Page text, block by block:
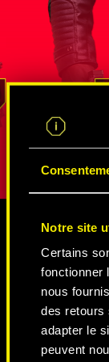
Notre site
Certains
fonctionner
nous
des retours
adapter le
peuvent
avec
pays
pas
son talent
quiconque
le vaste
de
dans les
et son